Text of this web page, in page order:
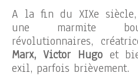
A la fin du XIXe
une marmite
révolutionnaires,
Marx, Victor Hugoet
exil, parfois brièvement.